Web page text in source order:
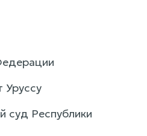
Уруссу
суд Республики